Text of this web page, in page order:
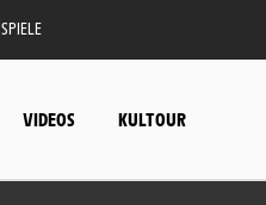
SPIELE
VIDEOS KULTOUR